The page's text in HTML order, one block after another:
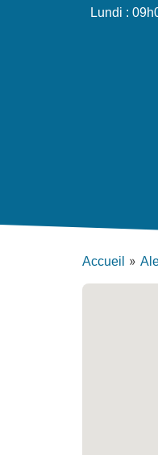
Lundi :
Accueil »